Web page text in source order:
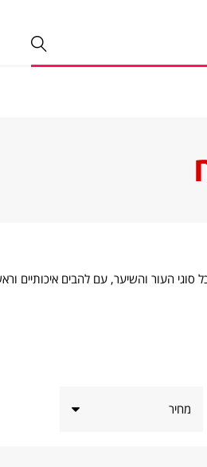
סוגי העור והשיער, עם להבים איכותיים
מחיר